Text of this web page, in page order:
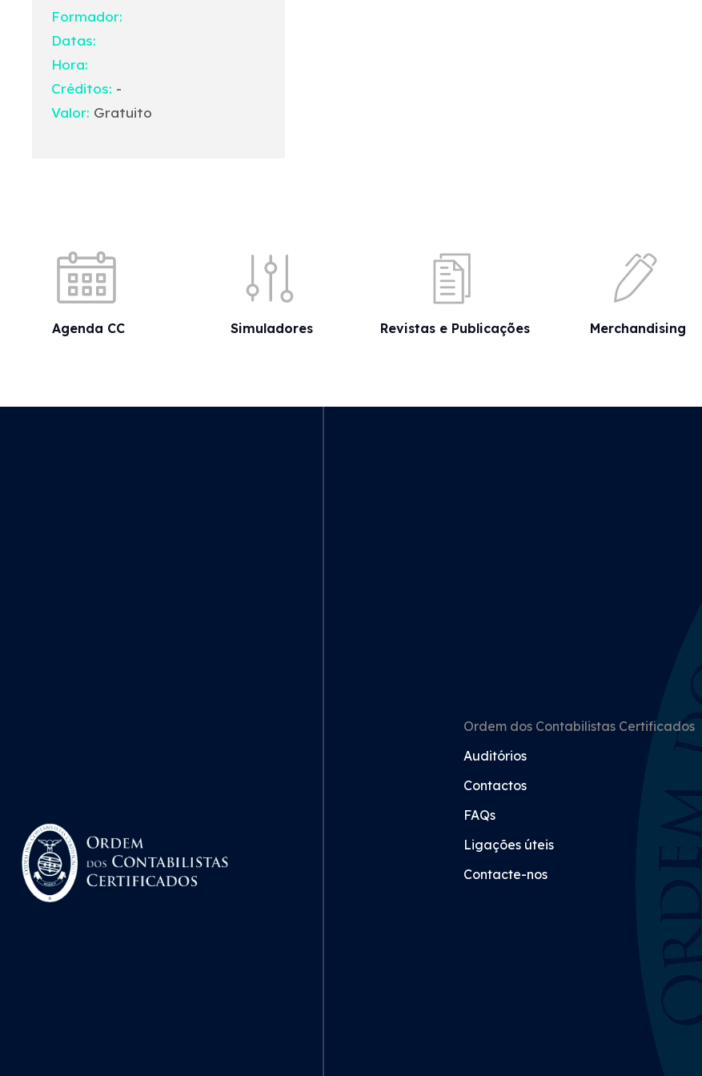
Formador:
Datas:
Hora:
Créditos: -
Valor: Gratuito
Agenda CC Simuladores Revistas e Publicações Merchandising
Ordem dos Contabilistas Certificados
Auditórios
Contactos
FAQs
Ligações úteis
Contacte-nos